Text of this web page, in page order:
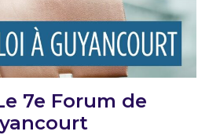
7e Forum de